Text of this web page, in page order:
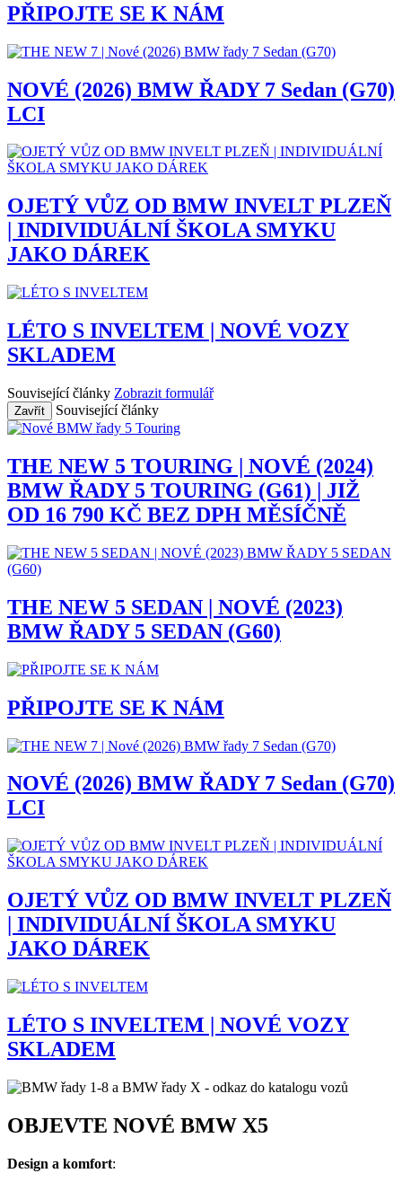
PŘIPOJTE SE K NÁM
NOVÉ (2026) BMW ŘADY 7 Sedan (G70)
LCI
OJETÝ VŮZ OD BMW INVELT PLZEŇ
| INDIVIDUÁLNÍ ŠKOLA SMYKU
JAKO DÁREK
LÉTO S INVELTEM | NOVÉ VOZY
SKLADEM
Související články Zobrazit formulář
Zavřít Související články
THE NEW 5 TOURING | NOVÉ (2024)
BMW ŘADY 5 TOURING (G61) | JIŽ
OD 16 790 KČ BEZ DPH MĚSÍČNĚ
THE NEW 5 SEDAN | NOVÉ (2023)
BMW ŘADY 5 SEDAN (G60)
PŘIPOJTE SE K NÁM
NOVÉ (2026) BMW ŘADY 7 Sedan (G70)
LCI
OJETÝ VŮZ OD BMW INVELT PLZEŇ
| INDIVIDUÁLNÍ ŠKOLA SMYKU
JAKO DÁREK
LÉTO S INVELTEM | NOVÉ VOZY
SKLADEM
OBJEVTE NOVÉ BMW X5
Design a komfort: